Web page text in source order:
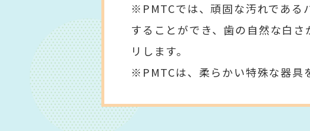
※PMTCでは、頑固な汚れである
することができ、歯の自然な白
リします。
※PMTCは、柔らかい特殊な器具